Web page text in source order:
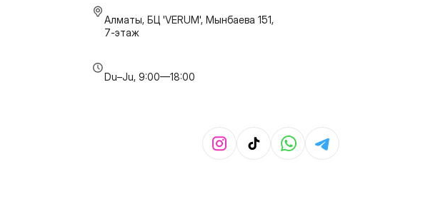
Алматы, БЦ 'VERUM', Мынбаева 151,
7-этаж
Du–Ju, 9:00—18:00